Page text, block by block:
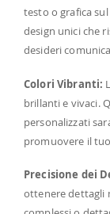
testo o grafica
design unici che
desideri
Colori Vibranti:
brillanti e vivaci.
personalizzati
promuovere il
Precisione dei
ottenere dettagli